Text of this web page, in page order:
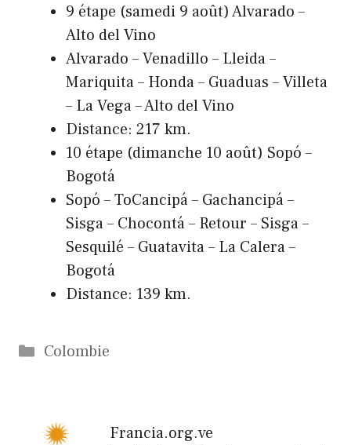
9 étape (samedi 9 août) Alvarado –
Alto del Vino
Alvarado – Venadillo – Lleida –
Mariquita – Honda – Guaduas – Villeta
– La Vega – Alto del Vino
Distance: 217 km.
10 étape (dimanche 10 août) Sopó –
Bogotá
Sopó – ToCancipá – Gachancipá –
Sisga – Chocontá – Retour – Sisga –
Sesquilé – Guatavita – La Calera –
Bogotá
Distance: 139 km.
Catégories
Colombie
Francia.org.ve